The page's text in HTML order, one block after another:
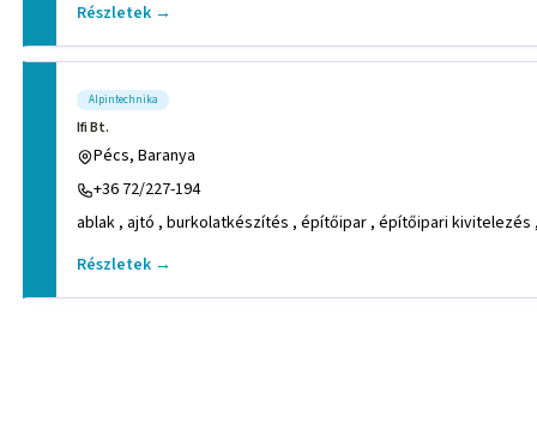
Részletek →
Alpintechnika
Ifi Bt.
Pécs, Baranya
+36 72/227-194
ablak , ajtó , burkolatkészítés , építőipar , építőipari
Részletek →